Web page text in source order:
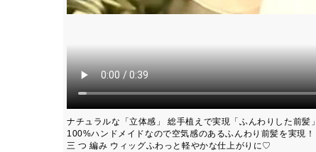
ナチュラルな「立体感」 総手植えで実現「ふんわりした前髪」
100%ハンドメイドなので空気感のあるふんわり前髪を実現！
三 つ 編み ウィッグふわっと軽やかな仕上がりに♡